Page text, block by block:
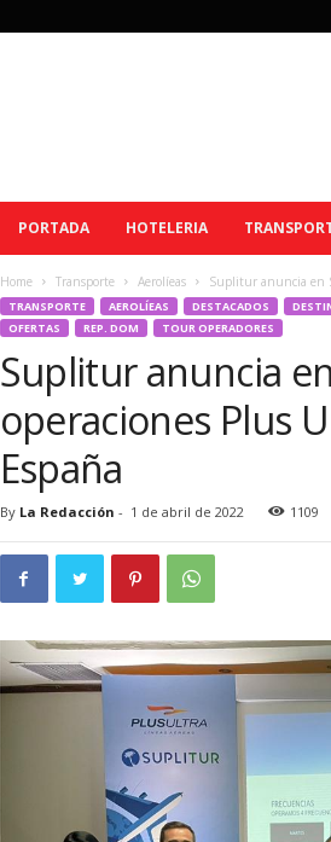
PORTADA HOTELERIA
Home Transporte Aerolíeas Suplitur anuncia en
TRANSPORTE AEROLÍEAS DESTACADOS
OFERTAS
REP. DOM TOUR OPERADORES
Suplitur anuncia
operaciones Plus
España
By La Redacción - 1 de abril de 2022 1109